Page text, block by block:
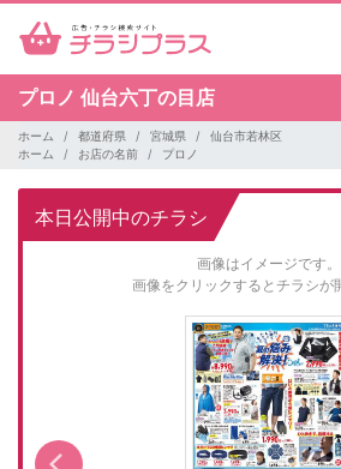
プロノ 仙台六丁の目店
ホーム 都道府県 宮城県
仙台市若林区
ホーム
お店の名前 プロノ
本日公開中のチラシ
画像はイメージです。
画像をクリックするとチラシが